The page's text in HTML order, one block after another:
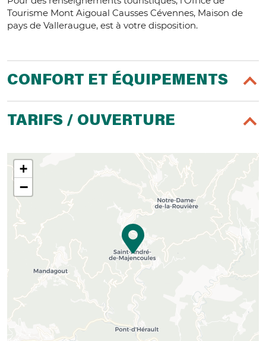
Tourisme Mont Aigoual Causses Cévennes, Maison de
pays de Valleraugue, est à votre disposition.
CONFORT ET ÉQUIPEMENTS
TARIFS / OUVERTURE
+
−